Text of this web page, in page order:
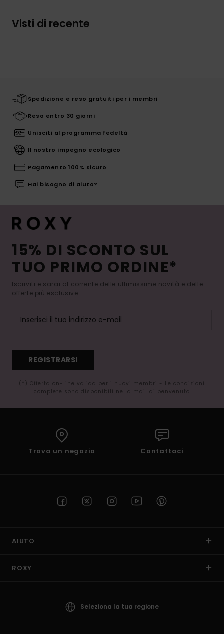
Visti di recente
Spedizione e reso gratuiti per i membri
Reso entro 30 giorni
Unisciti al programma fedeltà
Il nostro impegno ecologico
Pagamento 100% sicuro
Hai bisogno di aiuto?
15% DI SCONTO SUL
TUO PRIMO ORDINE*
Iscriviti e sarai al corrente delle ultimissime novità e delle
offerte più esclusive.
REGISTRARSI
(*) Offerta on-line valida per i nuovi membri - Le condizioni
complete sono disponibili nella mail di benvenuto
Trova un negozio Contattaci
AIUTO
ROXY
Seleziona la tua regione